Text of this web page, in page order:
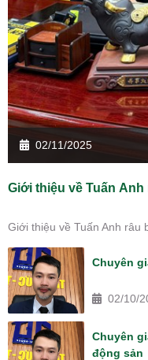
02/11/2025
Giới thiệu về Tuấn Anh
Giới thiệu về Tuấn Anh râu
Chuyên
02/10/
Chuyên
động sản